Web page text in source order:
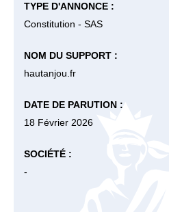
TYPE D'ANNONCE :
Constitution - SAS
NOM DU SUPPORT :
hautanjou.fr
DATE DE PARUTION :
18 Février 2026
SOCIÉTÉ :
-